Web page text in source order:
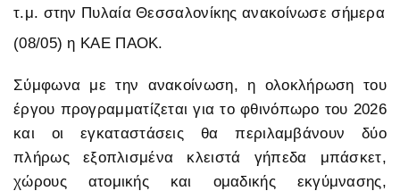
τ.μ. στην Πυλαία Θεσσαλονίκης ανακοίνωσε σήμερα
(08/05) η ΚΑΕ ΠΑΟΚ.
Σύμφωνα με την ανακοίνωση, η ολοκλήρωση του
έργου προγραμματίζεται για το φθινόπωρο του 2026
και οι εγκαταστάσεις θα περιλαμβάνουν δύο
πλήρως εξοπλισμένα κλειστά γήπεδα μπάσκετ,
χώρους ατομικής και ομαδικής εκγύμνασης,